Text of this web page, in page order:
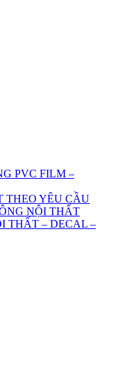
PVC FILM –
THEO YÊU CẦU
NỘI THẤT
THẤT – DECAL –